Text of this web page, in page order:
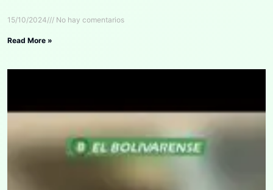
15/10/2024 No hay comentarios
Read More »